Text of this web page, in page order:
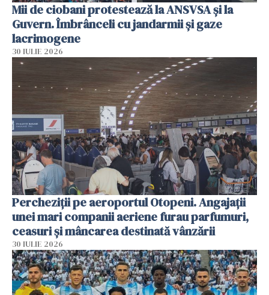
Mii de ciobani protestează la ANSVSA și la
Guvern. Îmbrânceli cu jandarmii și gaze
lacrimogene
30 IULIE 2026
Percheziții pe aeroportul Otopeni. Angajații
unei mari companii aeriene furau parfumuri,
ceasuri și mâncarea destinată vânzării
30 IULIE 2026